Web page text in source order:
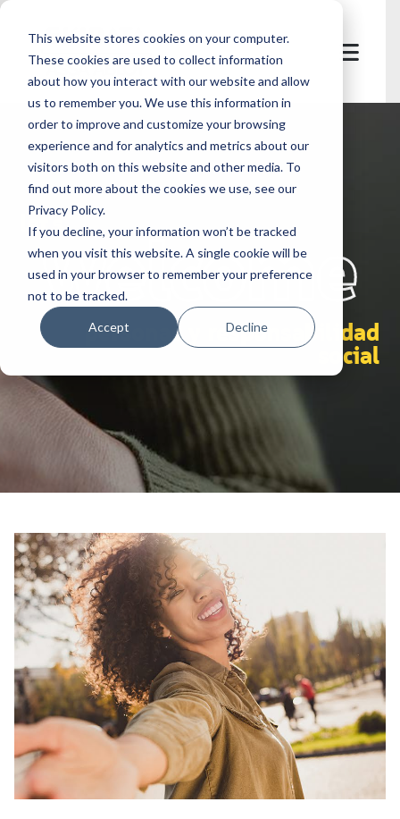
This website stores cookies on your computer.
These cookies are used to collect information
about how you interact with our website and allow
us to remember you. We use this information in
order to improve and customize your browsing
experience and for analytics and metrics about our
visitors both on this website and other media. To
find out more about the cookies we use, see our
Privacy Policy.
If you decline, your information won’t be tracked
when you visit this website. A single cookie will be
used in your browser to remember your preference
not to be tracked.
Accept Decline
let's
welcome
personas y responsabilidad
social